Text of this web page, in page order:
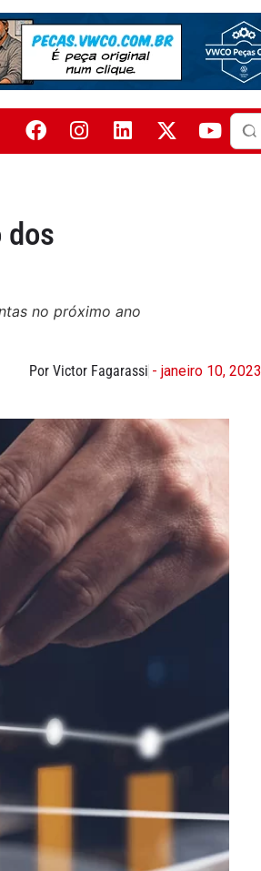
dos
no próximo ano
Por Victor Fagarassi - janeiro 10, 2023